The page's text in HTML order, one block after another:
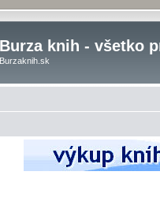
Burza knih - všetko
Burzaknih.sk